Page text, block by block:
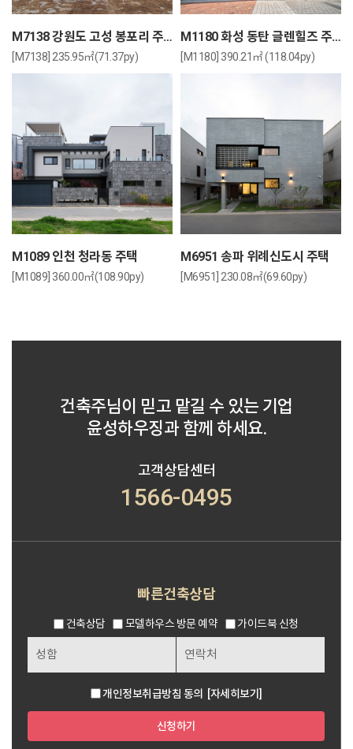
M7138 강원도 고성 봉포리 주택
[M7138] 235.95㎡(71.37py)
M1180 화성 동탄 글렌힐즈 주택
[M1180] 390.21㎡ (118.04py)
M1089 인천 청라동 주택
[M1089] 360.00㎡(108.90py)
M6951 송파 위례신도시 주택
[M6951] 230.08㎡(69.60py)
건축주님이 믿고 맡길 수 있는 기업
윤성하우징과 함께 하세요.
고객상담센터
1566-0495
빠른건축상담
건축상담 모델하우스 방문 예약 가이드북 신청
개인정보취급방침 동의 [자세히보기]
신청하기